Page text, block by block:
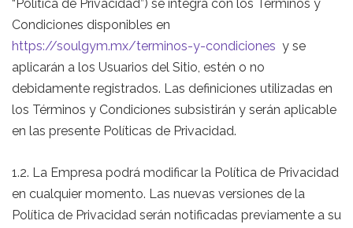
“Política de Privacidad”) se integra con los Términos y
Condiciones disponibles en
https://soulgym.mx/terminos-y-condiciones y se
aplicarán a los Usuarios del Sitio, estén o no
debidamente registrados. Las definiciones utilizadas en
los Términos y Condiciones subsistirán y serán aplicable
en las presente Políticas de Privacidad.
1.2. La Empresa podrá modificar la Política de Privacidad
en cualquier momento. Las nuevas versiones de la
Política de Privacidad serán notificadas previamente a su